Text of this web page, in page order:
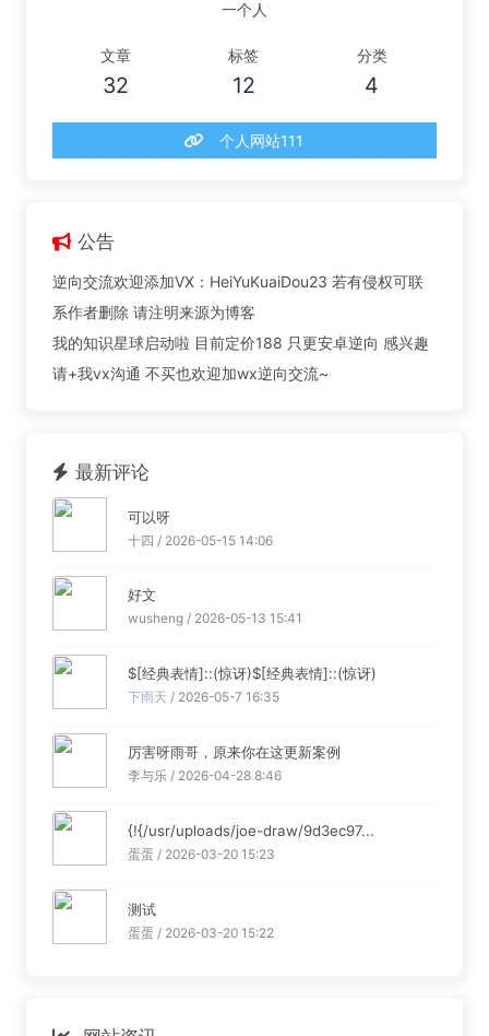
一个人
文章
32
标签
12
分类
4
个人网站111
公告
逆向交流欢迎添加VX：HeiYuKuaiDou23 若有侵权可联
系作者删除 请注明来源为博客
我的知识星球启动啦 目前定价188 只更安卓逆向 感兴趣
请+我vx沟通 不买也欢迎加wx逆向交流~
最新评论
可以呀
十四 / 2026-05-15 14:06
好文
wusheng / 2026-05-13 15:41
$[经典表情]::(惊讶)$[经典表情]::(惊讶)
下雨天 / 2026-05-7 16:35
厉害呀雨哥，原来你在这更新案例
李与乐 / 2026-04-28 8:46
{!{/usr/uploads/joe-draw/9d3ec97...
蛋蛋 / 2026-03-20 15:23
测试
蛋蛋 / 2026-03-20 15:22